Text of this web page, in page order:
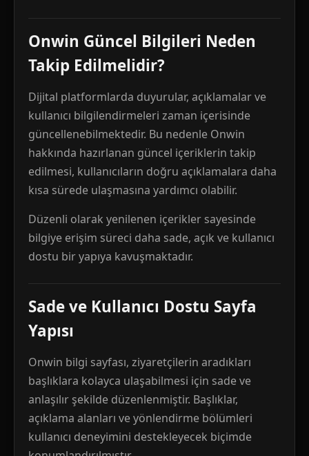
Onwin Güncel Bilgileri Neden
Takip Edilmelidir?
Dijital platformlarda duyurular, açıklamalar ve
kullanıcı bilgilendirmeleri zaman içerisinde
güncellenebilmektedir. Bu nedenle Onwin
hakkında hazırlanan güncel içeriklerin takip
edilmesi, kullanıcıların doğru açıklamalara daha
kısa sürede ulaşmasına yardımcı olabilir.
Düzenli olarak yenilenen içerikler sayesinde
bilgiye erişim süreci daha sade, açık ve kullanıcı
dostu bir yapıya kavuşmaktadır.
Sade ve Kullanıcı Dostu Sayfa
Yapısı
Onwin bilgi sayfası, ziyaretçilerin aradıkları
başlıklara kolayca ulaşabilmesi için sade ve
anlaşılır şekilde düzenlenmiştir. Başlıklar,
açıklama alanları ve yönlendirme bölümleri
kullanıcı deneyimini destekleyecek biçimde